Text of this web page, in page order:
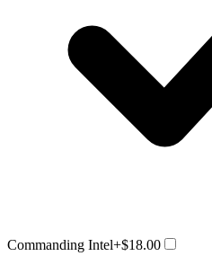
Commanding Intel+$18.00